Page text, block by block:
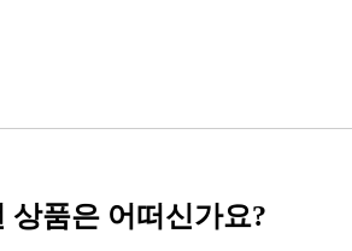
상품은 어떠신가요?